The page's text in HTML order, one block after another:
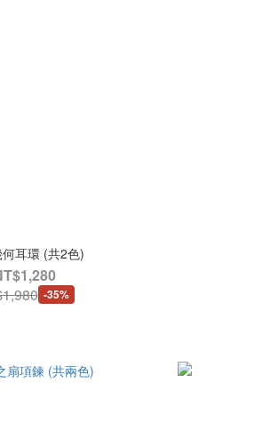
耳環 (共2色)
-35%